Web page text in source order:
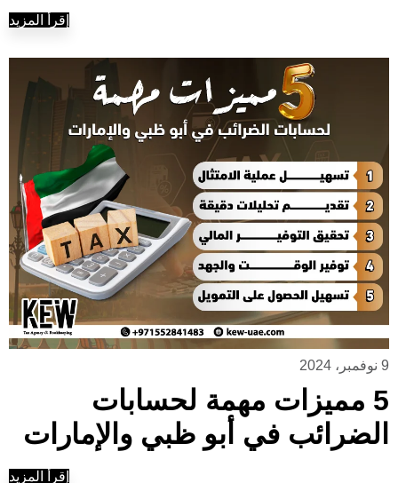
إقرأ المزيد
9 نوفمبر، 2024
5 مميزات مهمة لحسابات
الضرائب في أبو ظبي والإمارات
إقرأ المزيد